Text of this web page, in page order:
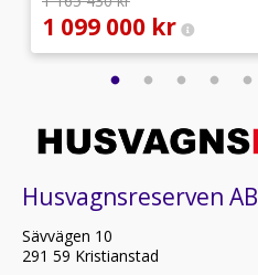
1 099 000 kr
Husvagnsreserven AB
Sävvägen 10
291 59 Kristianstad